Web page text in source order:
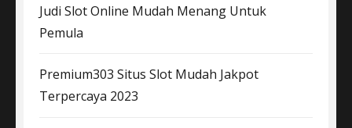
Judi Slot Online Mudah Menang Untuk
Pemula
Premium303 Situs Slot Mudah Jakpot
Terpercaya 2023